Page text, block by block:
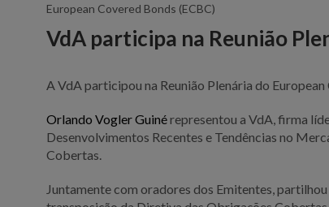
European Covered Bonds (ECBC)
VdA participa na Reunião
A VdA participou na Reunião Plenária do
Orlando Vogler Guinérepresentou a VdA, firma
Desenvolvimentos Recentes e Tendências no
Cobertas.
Juntamente com oradores dos Emitentes,